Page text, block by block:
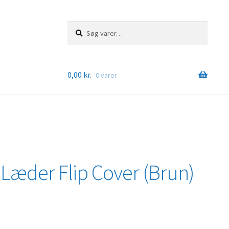
efter:
0,00 kr. 0 varer
Flip Cover (Brun)